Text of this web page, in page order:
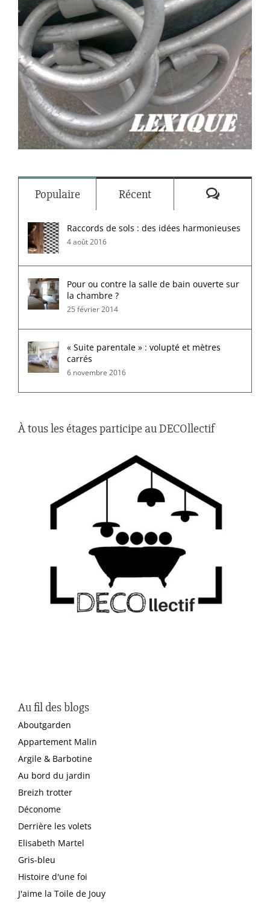
Populaire Récent
Raccords de sols : des idées harmonieuses
4 août 2016
Pour ou contre la salle de bain ouverte sur
la chambre ?
25 février 2014
« Suite parentale » : volupté et mètres
carrés
6 novembre 2016
À tous les étages participe au DECOllectif
Au fil des blogs
Aboutgarden
Appartement Malin
Argile & Barbotine
Au bord du jardin
Breizh trotter
Déconome
Derrière les volets
Elisabeth Martel
Gris-bleu
Histoire d'une foi
J'aime la Toile de Jouy